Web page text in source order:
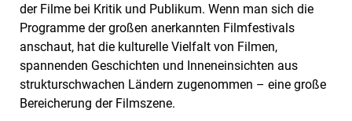
der Filme bei Kritik und Publikum. Wenn man sich die
Programme der großen anerkannten Filmfestivals
anschaut, hat die kulturelle Vielfalt von Filmen,
spannenden Geschichten und Inneneinsichten aus
strukturschwachen Ländern zugenommen – eine große
Bereicherung der Filmszene.